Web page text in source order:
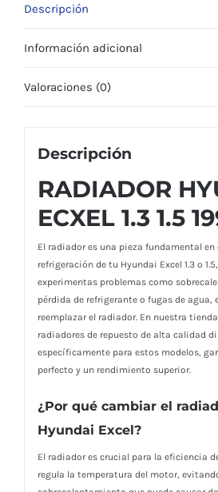
Descripción
Información adicional
Valoraciones (0)
Descripción
RADIADOR
ECXEL 1.3 1.5
El radiador es una pieza fundamental en
refrigeración de tu Hyundai Excel 1.3 o
experimentas problemas como
pérdida de refrigerante o fugas de agua,
reemplazar el radiador. En nuestra
radiadores de repuesto de alta calidad
específicamente para estos modelos,
perfecto y un rendimiento superior.
¿Por qué cambiar el
Hyundai Excel?
El radiador es crucial para la eficiencia
regula la temperatura del motor,